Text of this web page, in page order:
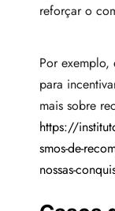
reforçar o
Por exemplo,
para
mais sobre
https://
smos-de-
nossas-